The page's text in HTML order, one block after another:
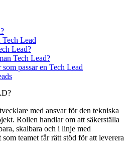
Lead
Lead?
Tech Lead?
passar en Tech Lead
med ansvar för den tekniska
Rollen handlar om att säkerställa
skalbara och i linje med
teamet får rätt stöd för att leverera